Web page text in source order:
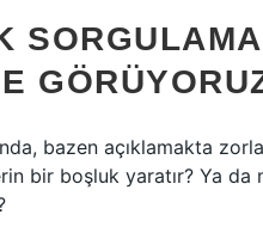
bazen açıklamakta
bir boşluk yaratır? Ya da